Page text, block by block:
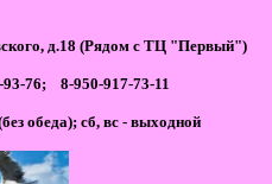
д.18 (Рядом с ТЦ "Первый")
93-76; 8-950-917-73-11
обеда); сб, вс - выходной